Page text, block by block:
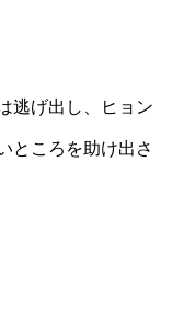
逃げ出し、ヒョン
ところを助け出さ